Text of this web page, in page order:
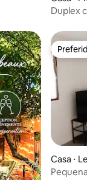
Duplex
Casa ⋅